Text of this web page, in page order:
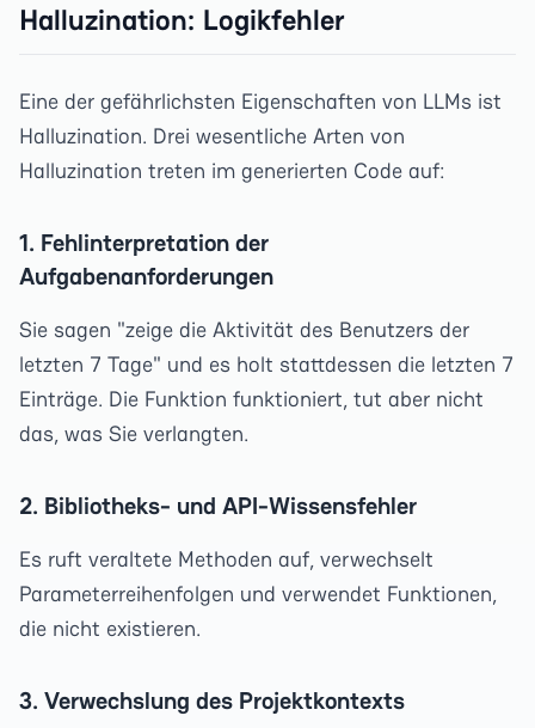
Halluzination: Logikfehler
Eine der gefährlichsten Eigenschaften von LLMs ist
Halluzination. Drei wesentliche Arten von
Halluzination treten im generierten Code auf:
1. Fehlinterpretation der
Aufgabenanforderungen
Sie sagen "zeige die Aktivität des Benutzers der
letzten 7 Tage" und es holt stattdessen die letzten 7
Einträge. Die Funktion funktioniert, tut aber nicht
das, was Sie verlangten.
2. Bibliotheks- und API-Wissensfehler
Es ruft veraltete Methoden auf, verwechselt
Parameterreihenfolgen und verwendet Funktionen,
die nicht existieren.
3. Verwechslung des Projektkontexts